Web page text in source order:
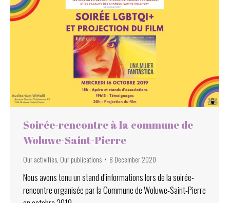
Soirée-rencontre à la commune de
Woluwe-Saint-Pierre
Our activities Our publications 8 December 2020
Nous avons tenu un stand d’informations lors de la soirée-
rencontre organisée par la Commune de Woluwe-Saint-Pierre